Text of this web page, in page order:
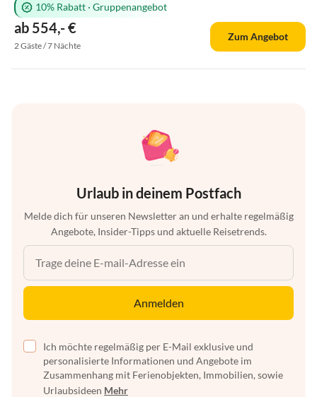
10% Rabatt · Gruppenangebot
ab 554,- €
2 Gäste / 7 Nächte
Zum Angebot
Urlaub in deinem Postfach
Melde dich für unseren Newsletter an und erhalte regelmäßig
Angebote, Insider-Tipps und aktuelle Reisetrends.
Anmelden
Ich möchte regelmäßig per E-Mail exklusive und
personalisierte Informationen und Angebote im
Zusammenhang mit Ferienobjekten, Immobilien, sowie
Urlaubsideen Mehr